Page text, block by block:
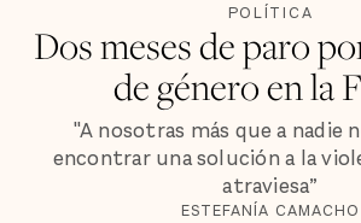
POLÍTICA
Dos meses de paro
de género en la
"A nosotras más que a nadie
encontrar una solución a la
atraviesa”
ESTEFANÍA CAMACHO